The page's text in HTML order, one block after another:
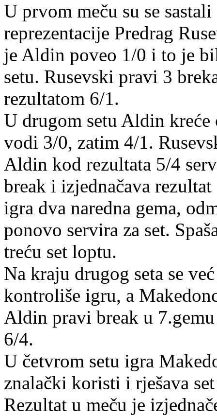
U prvom meču su se
reprezentacije Predrag
je Aldin poveo 1/0 i to je
setu. Rusevski pravi 3
rezultatom 6/1.
U drugom setu Aldin
vodi 3/0, zatim 4/1.
Aldin kod rezultata 5/4
break i izjednačava
igra dva naredna gema,
ponovo servira za set.
treću set loptu.
Na kraju drugog seta se
kontroliše igru, a
Aldin pravi break u
6/4.
U četvrom setu igra
znalački koristi i rješava
Rezultat u meču je